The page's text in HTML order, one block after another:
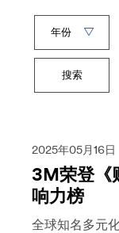
字
搜索
2025年05月16日
3M荣登《
响力榜
全球知名多元